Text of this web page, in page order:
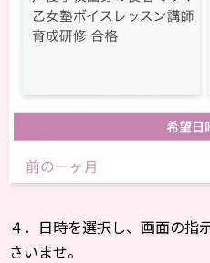
４．日時を選択し、画面の指
さいませ。